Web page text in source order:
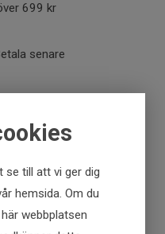
se till att vi ger dig
hemsida. Om du
webbplatsen
699 kr
senare
butik